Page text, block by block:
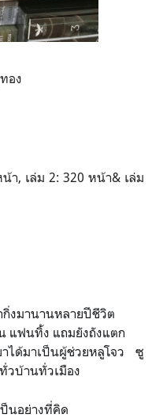
อง
า, เล่ม 2: 320 หน้า& เล่ม
กิ่งมานานหลายปีชีวิต
แฟนทิ้ง แถมยังถังแตก
าได้มาเป็นผู้ช่วยหลูโจว ซู
วบ้านทั่วเมือง
ป็นอย่างที่คิด